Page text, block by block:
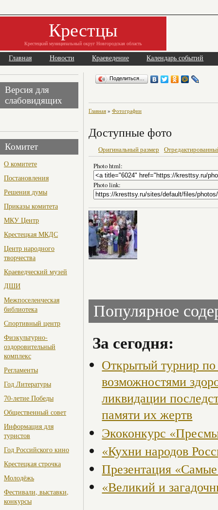
Крестцы
Крестецкий муниципальный округ Новгородская область
Главная Новости Краеведение Календарь событий
Версия для
слабовидящих
Комитет
О комитете
Постановления
Решения думы
Приказы комитета
МКУ Центр
Крестецкая МКДС
Центр народного
творчества
Краеведческий музей
ДШИ
Межпоселенческая
библиотека
Спортивный центр
Физкультурно-
оздоровительный
комплекс
Регламенты
Год Литературы
70-летие Победы
Общественный совет
Информация для
туристов
Год Российского кино
Крестецкая строчка
Молодёжь
Фестивали, выставки,
конкурсы
Поделиться…
Главная » Фотографии
Доступные фото
Оригинальный размер
Photo html:
Photo link:
Популярное
За сегодня:
Открытый турнир
возможностями
ликвидации
памяти их жертв
Экоконкурс
«Кухни народов
Презентация
«Великий и